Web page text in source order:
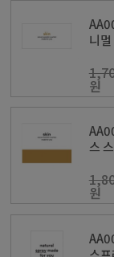
니
원
스
원